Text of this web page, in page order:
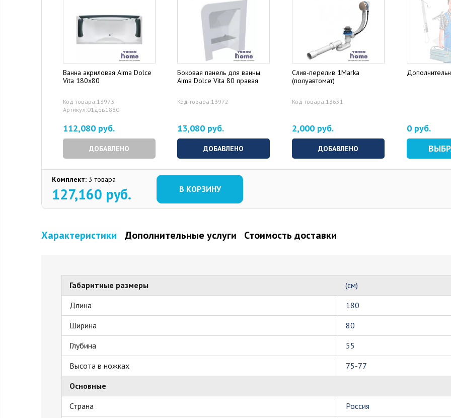
Ванна акриловая Aima Dolce
Vita 180x80
Код товара:13973
Артикул:01дов1880
112,080 руб.
ДОБАВЛЕНО
Боковая панель для ванны
Aima Dolce Vita 80 правая
Код товара:13972
13,080 руб.
ДОБАВЛЕНО
Слив-перелив 1Marka
(полуавтомат)
Код товара:13651
2,000 руб.
ДОБАВЛЕНО
0 руб.
Комплект: 3 товара
127,160 руб. В КОРЗИНУ
Характеристики Дополнительные услуги Стоимость доставки
Габаритные размеры
(см)
Длина
180
Ширина
80
Глубина
55
Высота в ножках
75-77
Основные
Страна
Россия